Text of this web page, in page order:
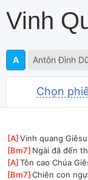
Vinh
A Antôn Đình
Chọn
[A ]
Vinh quang Giêsu
[Bm7 ]Ngài đã đến
[A ]
Tôn cao Chúa
[Bm7 ]
Chiên con